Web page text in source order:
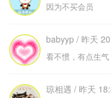
因为不买会员
babyyp / 昨天
看不惯，有点生气
琼相遇 / 昨天